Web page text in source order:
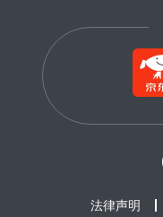
法律声明